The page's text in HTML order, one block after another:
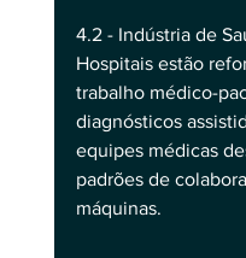
4.2 - Indústria de
Hospitais estão
trabalho médico-
diagnósticos
equipes médicas
padrões de
máquinas.